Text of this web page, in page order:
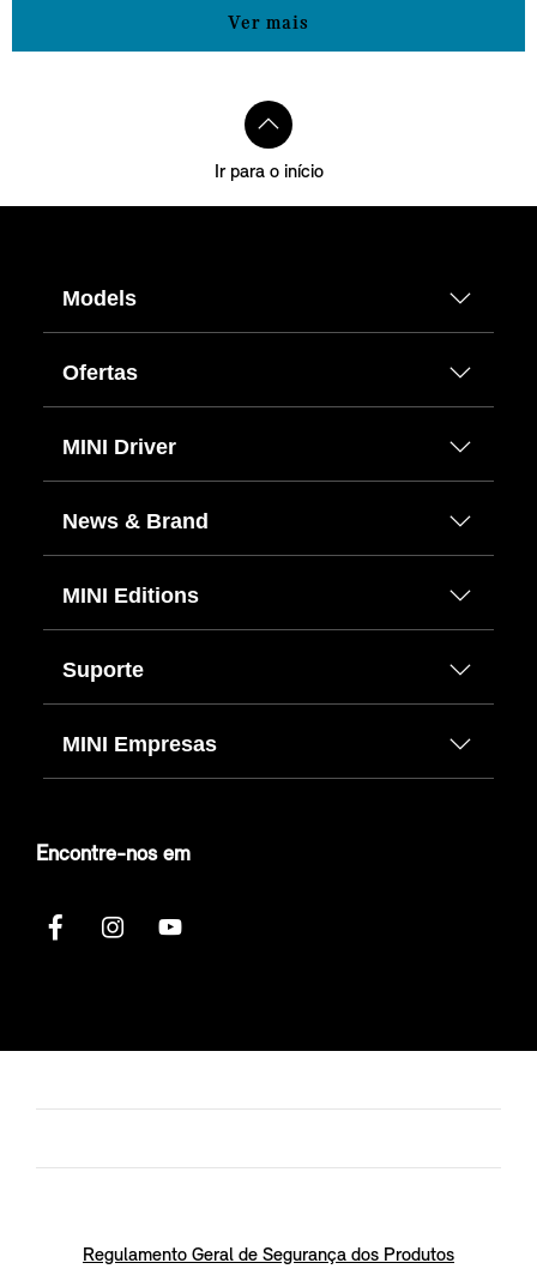
Ver mais
Ir para o início
Models
Ofertas
MINI Driver
News & Brand
MINI Editions
Suporte
MINI Empresas
Encontre-nos em
Regulamento Geral de Segurança dos Produtos